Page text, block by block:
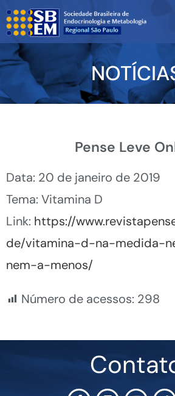
Pense Leve
Data: 20 de janeiro de 2019
Tema: Vitamina D
Link: https://
de/vitamina-d-na-medida-
nem-a-menos/
Número de acessos: 298